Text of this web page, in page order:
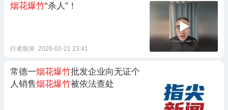
烟花爆竹“杀人”！
行者殷涛 2026-02-21 23:41
常德一烟花爆竹批发企业向无证个
人销售烟花爆竹被依法查处